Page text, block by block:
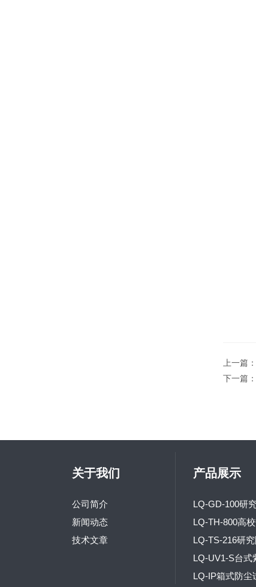
上一篇：
下一篇：
关于我们
公司简介
新闻动态
技术文章
产品展示